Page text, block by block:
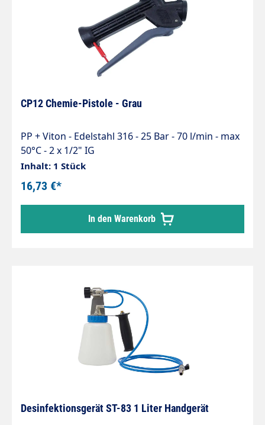
CP12 Chemie-Pistole - Grau
PP + Viton - Edelstahl 316 - 25 Bar - 70 l/min - max
50°C - 2 x 1/2" IG
Inhalt: 1 Stück
16,73 €*
In den Warenkorb
Desinfektionsgerät ST-83 1 Liter Handgerät